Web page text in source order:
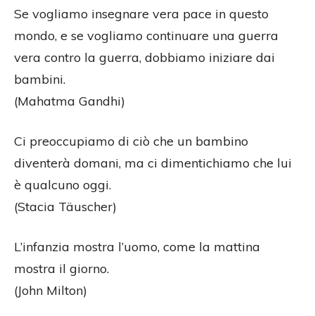
Se vogliamo insegnare vera pace in questo
mondo, e se vogliamo continuare una guerra
vera contro la guerra, dobbiamo iniziare dai
bambini.
(Mahatma Gandhi)
Ci preoccupiamo di ciò che un bambino
diventerà domani, ma ci dimentichiamo che lui
è qualcuno oggi.
(Stacia Täuscher)
L’infanzia mostra l’uomo, come la mattina
mostra il giorno.
(John Milton)